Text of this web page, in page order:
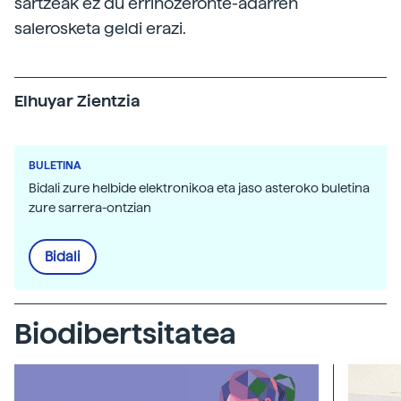
salerosketa geldi erazi.
Elhuyar Zientzia
BULETINA
Bidali zure helbide elektronikoa eta jaso asteroko buletina
zure sarrera-ontzian
Bidali
Biodibertsitatea